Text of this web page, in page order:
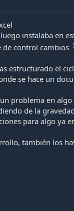
instalaba en
de control cambios
estructurado el
se hace un
problema en
de la
para algo ya
también los